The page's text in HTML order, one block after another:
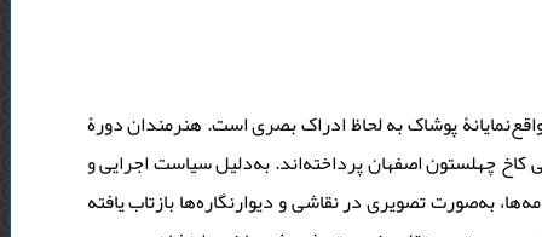
پوشاک به لحاظ ادراک بصری است. هنرمندان دورۀ
کاخ چهلستون اصفهان پرداخته‌اند. به‌دلیل سیاست اجرایی و
به‌صورت تصویری در نقاشی و دیوارنگاره‌ها بازتاب یافته